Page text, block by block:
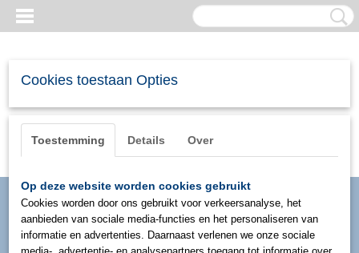
Cookies toestaan Opties
Toestemming Details Over
Op deze website worden cookies gebruikt
Cookies worden door ons gebruikt voor verkeersanalyse, het
aanbieden van sociale media-functies en het personaliseren van
informatie en advertenties. Daarnaast verlenen we onze sociale